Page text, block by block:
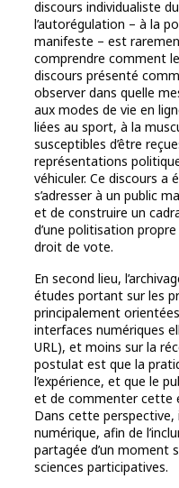
discours individualiste
l’autorégulation – à la
manifeste – est
comprendre comment
discours présenté
observer dans quelle
aux modes de vie en
liées au sport, à la
susceptibles d’être
représentations
véhiculer. Ce discours
s’adresser à un public
et de construire un
d’une politisation
droit de vote.
En second lieu,
études portant sur les
principalement orientées
interfaces numériques
URL), et moins sur la
postulat est que la
l’expérience, et que le
et de commenter cette
Dans cette perspective,
numérique, afin de
partagée d’un moment
sciences participatives.